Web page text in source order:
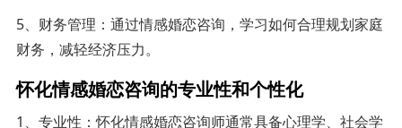
5、财务管理：通过情感婚恋咨询，学习如何合理规划家庭
财务，减轻经济压力。
怀化情感婚恋咨询的专业性和个性化
1、专业性：怀化情感婚恋咨询师通常具备心理学、社会学